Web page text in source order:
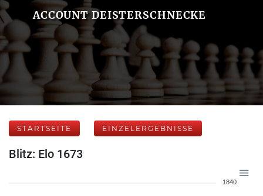
ACCOUNT DEISTERSCHNECKE
STARTSEITE EINZELERGEBNISSE
Blitz: Elo 1673
1840